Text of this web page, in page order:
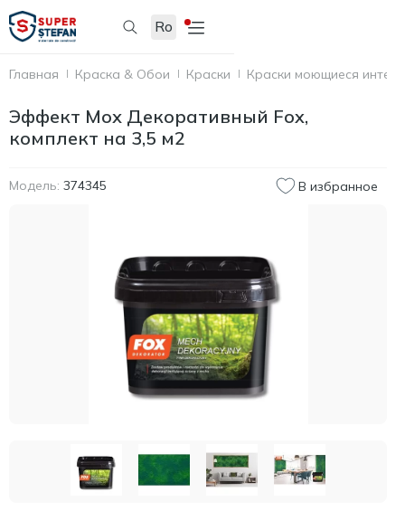
Ro
Главная Краска & Обои Краски Краски моющиеся
Эффект Мох Декоративный Fox,
комплект на 3,5 м2
Модель: 374345 В избранное